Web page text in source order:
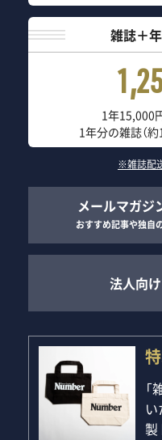
雑誌＋
1年15,000
1年分の雑誌（
※雑誌配
メールマガジ
おすすめ記事や独自
法人向
製